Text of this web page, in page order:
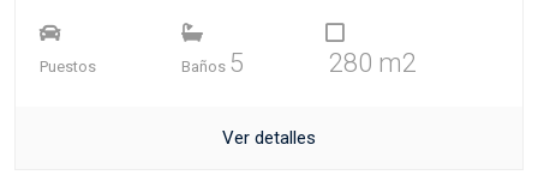
Puestos Baños 5 280 m2
Ver detalles